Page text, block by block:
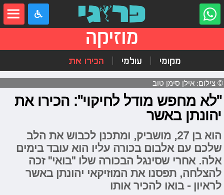
מוזיקה
מקומי עולמי הכירו את
© צילום: אילן סימן טוב
"לא מחפש מודל לחיקוי": הכירו את
יהונתן באשר
הוא בן 27, מושביק, ומתכנן לכבוש את הלב
שלכם עם אלבום בכורה עליו הוא עובד בימים
אלה. אחרי שסינגל הבכורה שלו "בואי" זכה
להצלחה, תפסנו את המוזיקאי יהונתן באשר
לראיון - בואו להכיר אותו